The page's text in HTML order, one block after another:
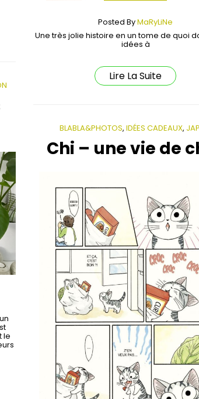
Posted ByMaRyLiNe
Une très jolie histoire en un tome de quoi
idées à
Lire La Suite
le
BLABLA&PHOTOS, IDÉES CADEAUX,
Chi – une vie de